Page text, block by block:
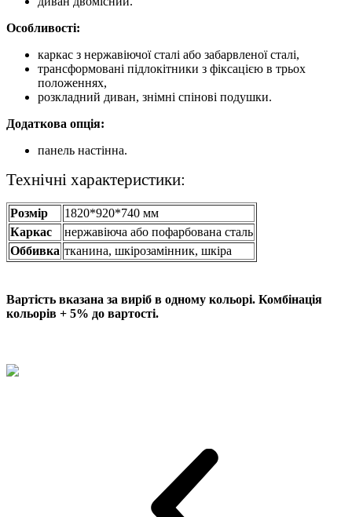
Особливості:
каркас з нержавіючої сталі або забарвленої сталі,
трансформовані підлокітники з фіксацією в трьох
положеннях,
розкладний диван, знімні спінові подушки.
Додаткова опція:
панель настінна.
Технічні характеристики:
Розмір
1820*920*740 мм
Каркас
нержавіюча або пофарбована сталь
Оббивка тканина, шкірозамінник, шкіра
Вартість вказана за виріб в одному кольорі. Комбінація
кольорів + 5% до вартості.